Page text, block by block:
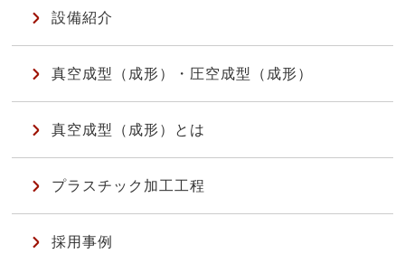
設備紹介
真空成型（成形）・圧空成型（成形）
真空成型（成形）とは
プラスチック加工工程
採用事例